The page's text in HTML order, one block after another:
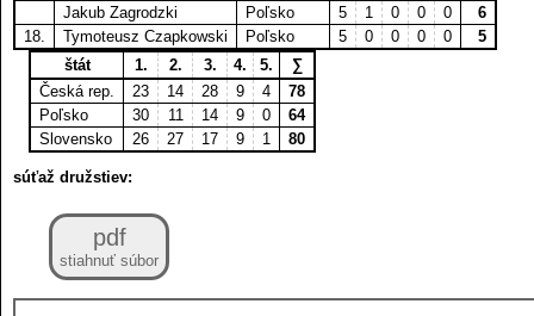
Jakub Zagrodzki
Poľsko 5 1 0 0 0
6
18.
Tymoteusz Czapkowski Poľsko 5 0 0 0 0
5
štát
1. 2. 3. 4. 5.
∑
Česká rep.
23 14 28 9 4
78
Poľsko
30 11 14 9 0
64
Slovensko
26 27 17 9 1 80
súťaž družstiev:
pdf
stiahnuť súbor